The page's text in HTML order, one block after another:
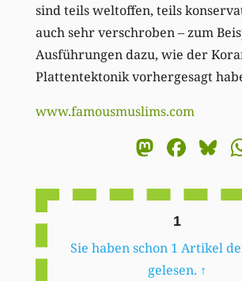
sind teils weltoffen, teils
auch sehr verschroben – zum
Ausführungen dazu, wie der
Plattentektonik vorhergesagt
www.famousmuslims.com
1
Sie haben schon 1 Artikel
gelesen. ↑